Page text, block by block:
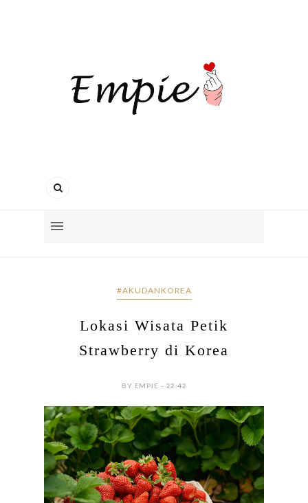
#AKUDANKOREA
Lokasi Wisata Petik
Strawberry di Korea
BY EMPIE - 22:42